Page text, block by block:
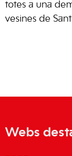
totes a una
vesines de
Webs